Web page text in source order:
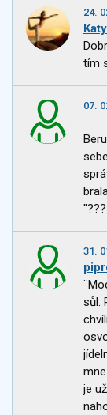
24.
tím
07.
31.
sůl.
je